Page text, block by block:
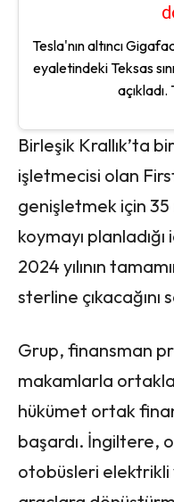
Tesla'nın altıncı
eyaletindeki Teksas
açıkladı.
Birleşik Krallık’ta
işletmecisi olan
genişletmek için
koymayı
2024 yılının
sterline çıkacağını
Grup, finansman
makamlarla
hükümet ortak
başardı. İngiltere,
otobüsleri elektrikli